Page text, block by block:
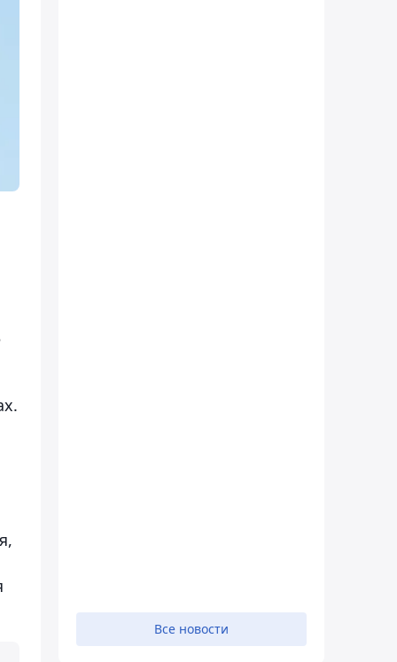
Все новости